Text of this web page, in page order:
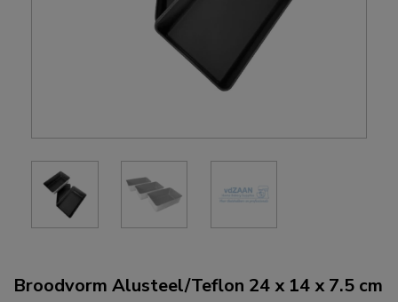
Broodvorm Alusteel/Teflon 24 x 14 x 7.5 cm